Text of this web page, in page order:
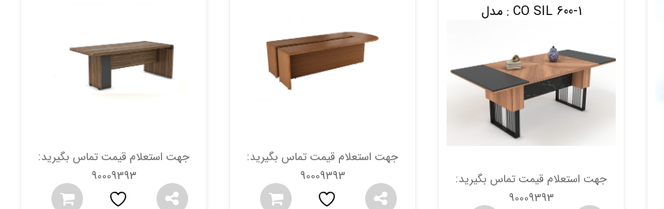
مدل : CO SIL 600-1
جهت استعلام قیمت تماس بگیرید:
90009393
جهت استعلام قیمت تماس بگیرید:
90009393
جهت استعلام قیمت تماس بگیرید:
90009393